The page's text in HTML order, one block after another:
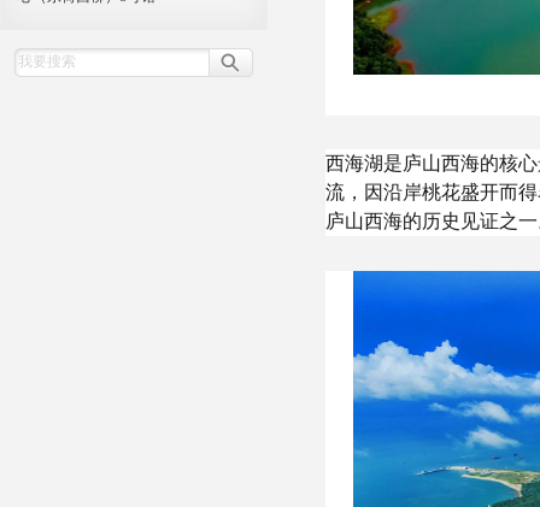
西海湖是庐山西海的核
流，因沿岸桃花盛开而
庐山西海的历史见证之